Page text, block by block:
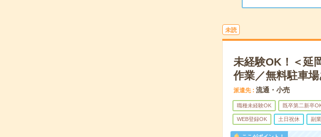
未読
未経験OK！＜延
作業／無料駐車場
派遣先 流通・小売
職種未経験OK 既卒第二新卒
WEB登録OK 土日祝休 副